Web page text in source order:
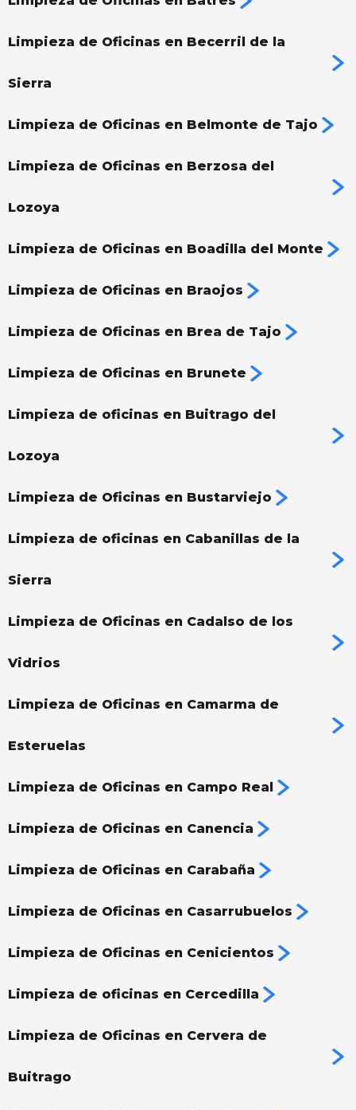
Limpieza de Oficinas en Becerril de la
Sierra
Limpieza de Oficinas en Belmonte de Tajo
Limpieza de Oficinas en Berzosa del
Lozoya
Limpieza de Oficinas en Boadilla del Monte
Limpieza de Oficinas en Braojos
Limpieza de Oficinas en Brea de Tajo
Limpieza de Oficinas en Brunete
Limpieza de oficinas en Buitrago del
Lozoya
Limpieza de Oficinas en Bustarviejo
Limpieza de oficinas en Cabanillas de la
Sierra
Limpieza de Oficinas en Cadalso de los
Vidrios
Limpieza de Oficinas en Camarma de
Esteruelas
Limpieza de Oficinas en Campo Real
Limpieza de Oficinas en Canencia
Limpieza de Oficinas en Carabaña
Limpieza de Oficinas en Casarrubuelos
Limpieza de Oficinas en Cenicientos
Limpieza de oficinas en Cercedilla
Limpieza de Oficinas en Cervera de
Buitrago